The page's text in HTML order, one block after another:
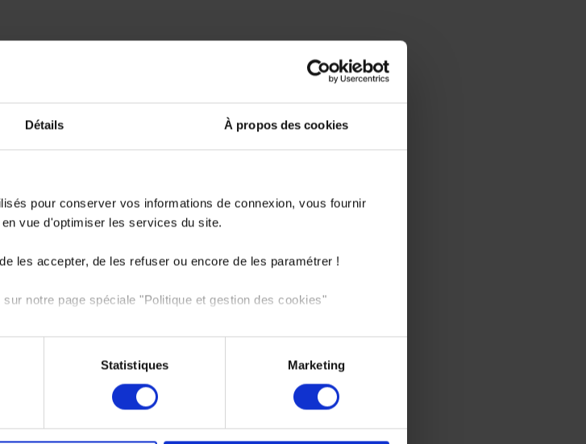
Détails À propos des cookies
pour conserver vos informations de connexion, vous fournir
vue d'optimiser les services du site.
les accepter, de les refuser ou encore de les paramétrer !
notre page spéciale "Politique et gestion des cookies"
données personnelles,
Statistiques Marketing